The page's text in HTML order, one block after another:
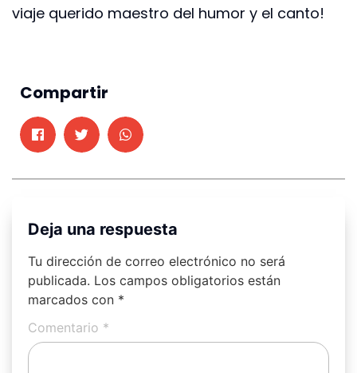
viaje querido maestro del humor y el canto!
Compartir
Deja una respuesta
Tu dirección de correo electrónico no será
publicada. Los campos obligatorios están
marcados con *
Comentario *